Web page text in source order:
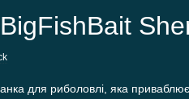
для риболовлі, яка приваблює